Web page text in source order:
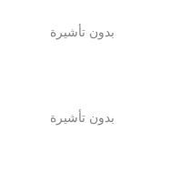
بدون تأشيرة
بدون تأشيرة